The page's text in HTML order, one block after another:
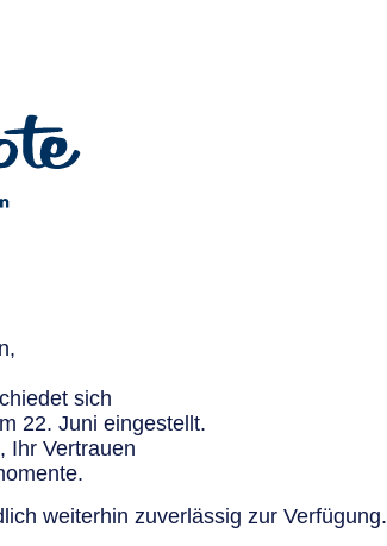
sich
22. Juni eingestellt.
Ihr Vertrauen
weiterhin zuverlässig zur Verfügung.